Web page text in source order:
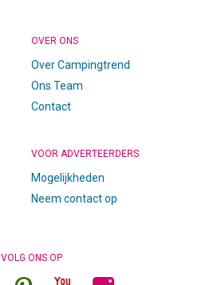
OVER ONS
Over Campingtrend
Ons Team
Contact
VOOR ADVERTEERDERS
Mogelijkheden
Neem contact op
VOLG ONS OP